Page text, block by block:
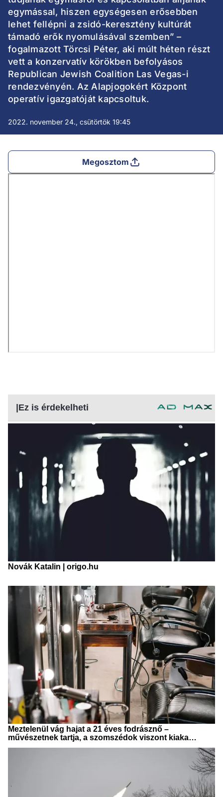
egymással, hiszen egységesen erősebben
lehet fellépni a zsidó-keresztény kultúrát
támadó erők nyomulásával szemben” –
fogalmazott Törcsi Péter, aki múlt héten részt
vett a konzervatív körökben befolyásos
Republican Jewish Coalition Las Vegas-i
rendezvényén. Az Alapjogokért Központ
operatív igazgatóját kapcsoltuk.
2022. november 24., csütörtök 19:45
Megosztom